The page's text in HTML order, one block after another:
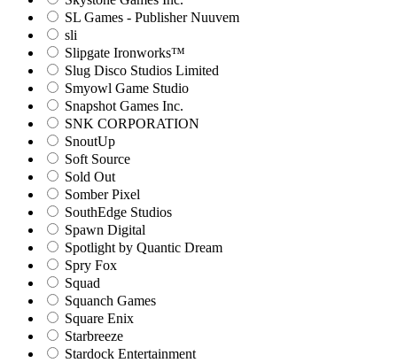
SL Games - Publisher Nuuvem
sli
Slipgate Ironworks™
Slug Disco Studios Limited
Smyowl Game Studio
Snapshot Games Inc.
SNK CORPORATION
SnoutUp
Soft Source
Sold Out
Somber Pixel
SouthEdge Studios
Spawn Digital
Spotlight by Quantic Dream
Spry Fox
Squad
Squanch Games
Square Enix
Starbreeze
Stardock Entertainment